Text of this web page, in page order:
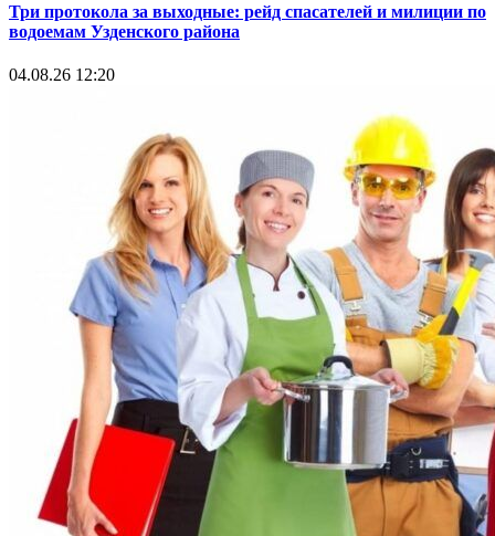
Три протокола за выходные: рейд спасателей и милиции по
водоемам Узденского района
04.08.26 12:20